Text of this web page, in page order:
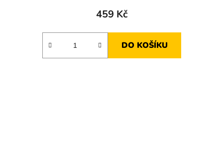
459 Kč
DO KOŠÍKU